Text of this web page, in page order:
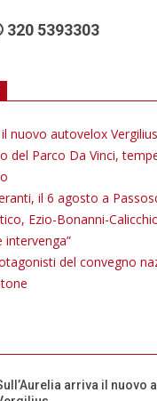
320 5393303
il nuovo autovelox Vergilius
del Parco Da Vinci,
il 6 agosto a
Ezio-Bonanni-
intervenga”
del convegno
arriva il nuovo